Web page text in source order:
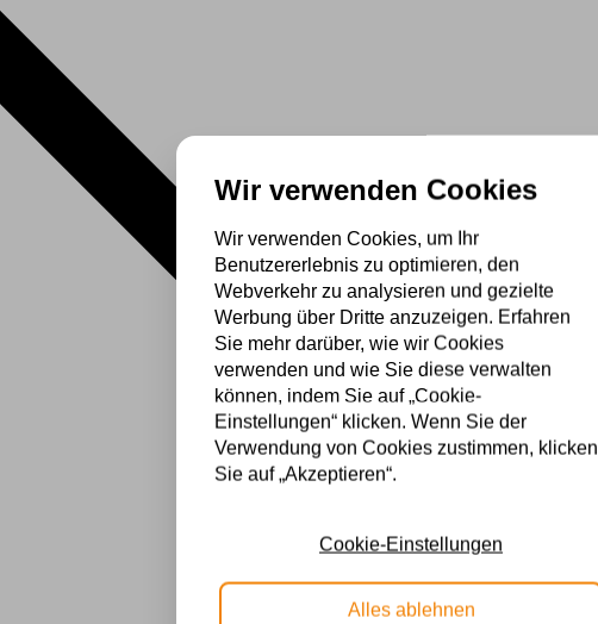
Wir verwenden Cookies
Wir verwenden Cookies, um Ihr
Benutzererlebnis zu optimieren, den
Webverkehr zu analysieren und gezielte
Werbung über Dritte anzuzeigen. Erfahren
Sie mehr darüber, wie wir Cookies
verwenden und wie Sie diese verwalten
können, indem Sie auf „Cookie-
Einstellungen“ klicken. Wenn Sie der
Verwendung von Cookies zustimmen, klicken
Sie auf „Akzeptieren“.
Cookie-Einstellungen
Alles ablehnen